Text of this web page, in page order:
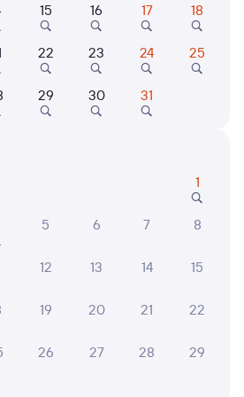
Выберите дату
вас
Все
эти варианты
Отель
15 16 17 18
22 23 24 25
29 30 31
1
5 6 7 8
12 13 14 15
19 20 21 22
26 27 28 29